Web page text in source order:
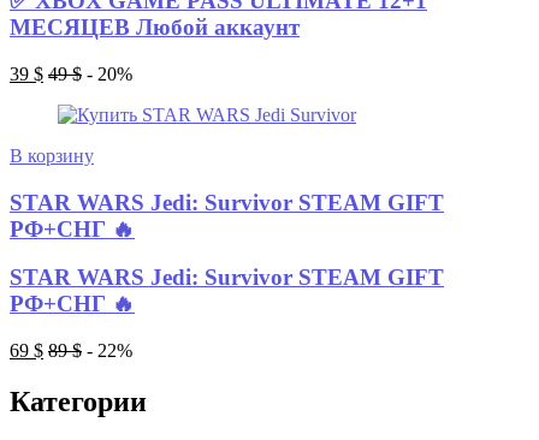
МЕСЯЦЕВ Любой аккаунт
39 $ 49$ - 20%
В корзину
STAR WARS Jedi: Survivor STEAM GIFT
РФ+СНГ 🔥
STAR WARS Jedi: Survivor STEAM GIFT
РФ+СНГ 🔥
69 $ 89$ - 22%
Категории